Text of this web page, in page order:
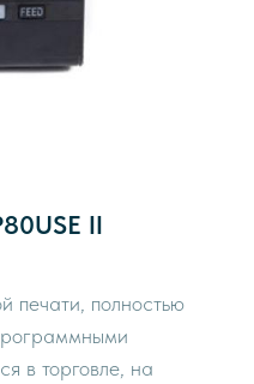
II
печати, полностью
в торговле, на